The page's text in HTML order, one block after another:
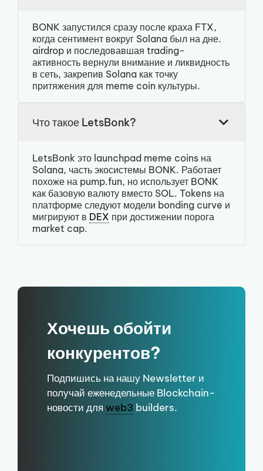
BONK запустился сразу после краха FTX,
когда сентимент вокруг Solana был на дне.
airdrop и последовавшая trading-
активность вернули внимание и ликвидность
в сеть, закрепив Solana как точку
притяжения для meme coin культуры.
Что такое LetsBonk?
LetsBonk это launchpad meme coins на
Solana, часть экосистемы BONK. Работает
похоже на pump.fun, но использует BONK
как базовую валюту вместо SOL. Tokens на
платформе следуют модели bonding curve и
мигрируют в DEX при достижении порога
market cap.
Хочешь обойти
конкурентов?
Подпишись на нашу Newsletter и
получай еженедельные Blockchain-
новости для web3 builders.